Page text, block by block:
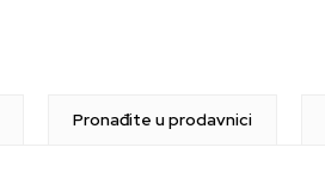
Pronađite u prodavnici